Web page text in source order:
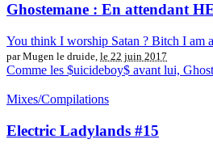
Ghostemane : En attendant
You think I worship Satan ? Bitch I am
par Mugen le druide, le 22 juin 2017
Comme les $uicideboy$ avant lui,
Mixes/Compilations
Electric Ladylands #15